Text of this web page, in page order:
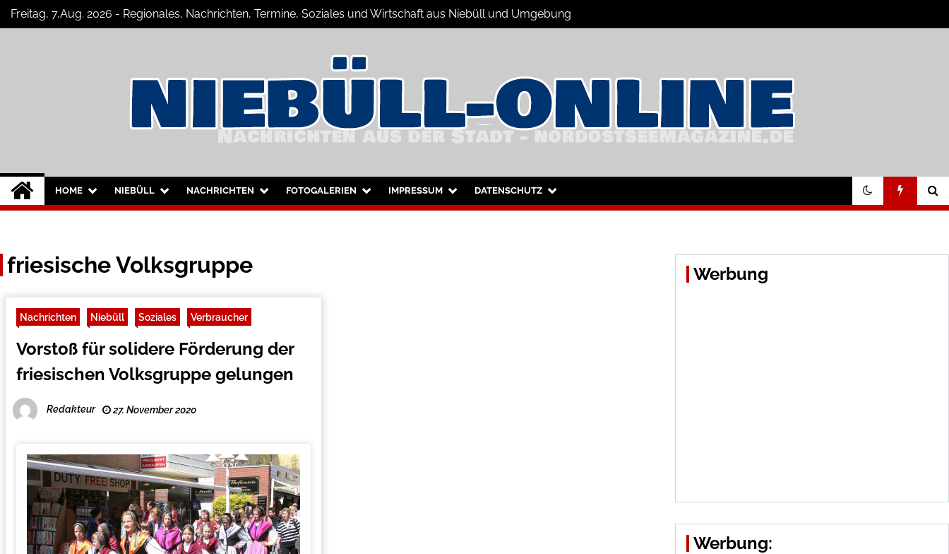
SkipFreitag, 7,Aug. 2026 - Regionales, Nachrichten, Termine, Soziales und Wirtschaft aus Niebüll und Umgebung
Niebüll-Online
Neuigkeiten und Nachrichten aus Niebüll und Umgebung
HOME NIEBÜLL NACHRICHTEN FOTOGALERIEN IMPRESSUM DATENSCHUTZ
friesische Volksgruppe
Nachrichten Niebüll Soziales Verbraucher
Vorstoß für solidere Förderung der
friesischen Volksgruppe gelungen
Redakteur 27. November 2020
Werbung
Werbung: